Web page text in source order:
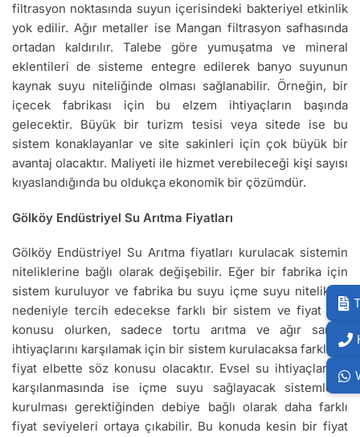
filtrasyon noktasında suyun içerisindeki bakteriyel etkinlik
yok edilir. Ağır metaller ise Mangan filtrasyon safhasında
ortadan kaldırılır. Talebe göre yumuşatma ve mineral
eklentileri de sisteme entegre edilerek banyo suyunun
kaynak suyu niteliğinde olması sağlanabilir. Örneğin, bir
içecek fabrikası için bu elzem ihtiyaçların başında
gelecektir. Büyük bir turizm tesisi veya sitede ise bu
sistem konaklayanlar ve site sakinleri için çok büyük bir
avantaj olacaktır. Maliyeti ile hizmet verebileceği kişi sayısı
kıyaslandığında bu oldukça ekonomik bir çözümdür.
Gölköy Endüstriyel Su Arıtma Fiyatları
Gölköy Endüstriyel Su Arıtma fiyatları kurulacak sistemin
niteliklerine bağlı olarak değişebilir. Eğer bir fabrika için
sistem kuruluyor ve fabrika bu suyu içme suyu nitelikleri
nedeniyle tercih edecekse farklı bir sistem ve fiyat söz
konusu olurken, sadece tortu arıtma ve ağır sanayi
ihtiyaçlarını karşılamak için bir sistem kurulacaksa farklı bir
fiyat elbette söz konusu olacaktır. Evsel su ihtiyaçlarının
karşılanmasında ise içme suyu sağlayacak sistemlerin
kurulması gerektiğinden debiye bağlı olarak daha farklı
fiyat seviyeleri ortaya çıkabilir. Bu konuda kesin bir fiyat